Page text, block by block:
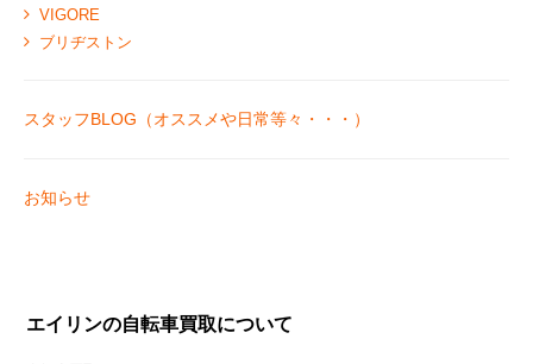
VIGORE
ブリヂストン
スタッフBLOG（オススメや日常等々・・・）
お知らせ
エイリンの自転車買取について